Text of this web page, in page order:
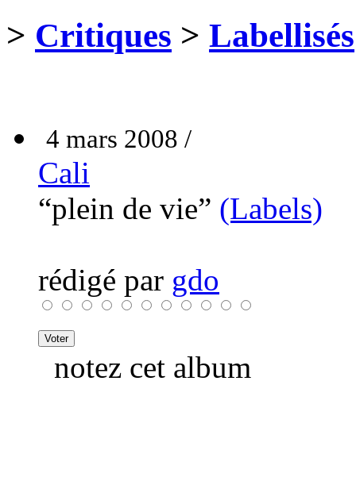
> Critiques > Labellisés
4 mars 2008 /
Cali
“plein de vie” (Labels)
rédigé par gdo
notez cet album